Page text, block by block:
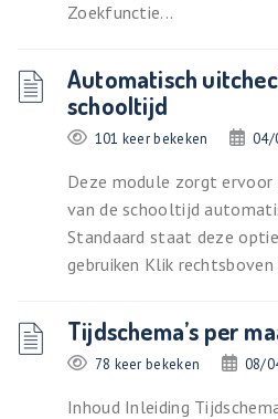
Zoekfunctie...
Automatisch
schooltijd
101 keer bekeken 04/
Deze module zorgt ervoor
van de schooltijd
Standaard staat deze
gebruiken Klik rechtsboven
Tijdschema’s per
78 keer bekeken 08/
Inhoud Inleiding